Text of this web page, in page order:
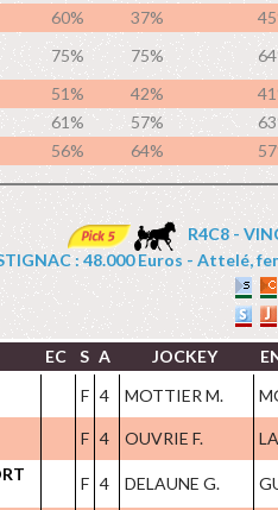
60% 37%
75% 75%
51% 42%
61% 57%
56% 64%
R4C8 -
: 48.000 Euros - Attelé,
EC S A JOCKEY
F 4 MOTTIER M.
F 4 OUVRIE F.
F 4 DELAUNE G.